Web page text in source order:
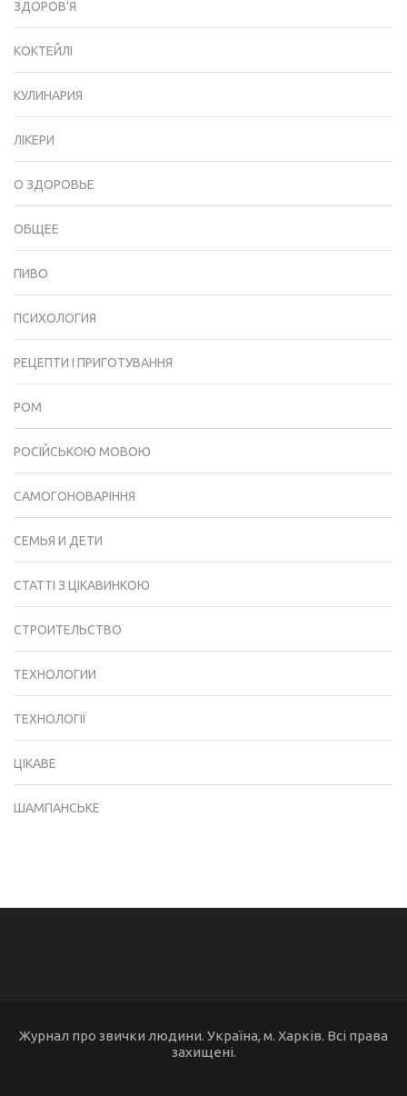
ЗДОРОВ'Я
КОКТЕЙЛІ
КУЛИНАРИЯ
ЛІКЕРИ
О ЗДОРОВЬЕ
ОБЩЕЕ
ПИВО
ПСИХОЛОГИЯ
РЕЦЕПТИ І ПРИГОТУВАННЯ
РОМ
РОСІЙСЬКОЮ МОВОЮ
САМОГОНОВАРІННЯ
СЕМЬЯ И ДЕТИ
СТАТТІ З ЦІКАВИНКОЮ
СТРОИТЕЛЬСТВО
ТЕХНОЛОГИИ
ТЕХНОЛОГІЇ
ЦІКАВЕ
ШАМПАНСЬКЕ
Журнал про звички людини. Україна, м. Харків. Всі права
захищені.